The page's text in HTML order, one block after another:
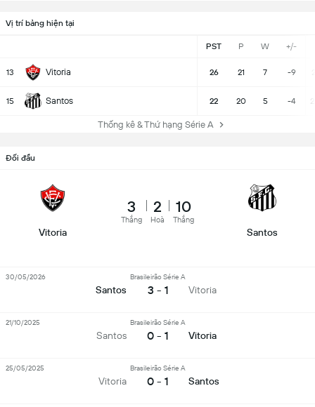
Vị trí bảng hiện tại
PST P W +/-
13 Vitoria 26 21 7 -9
15 Santos 22 20 5 -4
Thống kê & Thứ hạng Série A
Đối đầu
Vitoria
3
Thắng
2
Hoà
10
Thắng
Santos
Santos
Brasileirão Série A
3 - 1 Vitoria
30/05/2026
Santos
Brasileirão Série A
0 - 1 Vitoria
21/10/2025
Vitoria
Brasileirão Série A
0 - 1 Santos
25/05/2025